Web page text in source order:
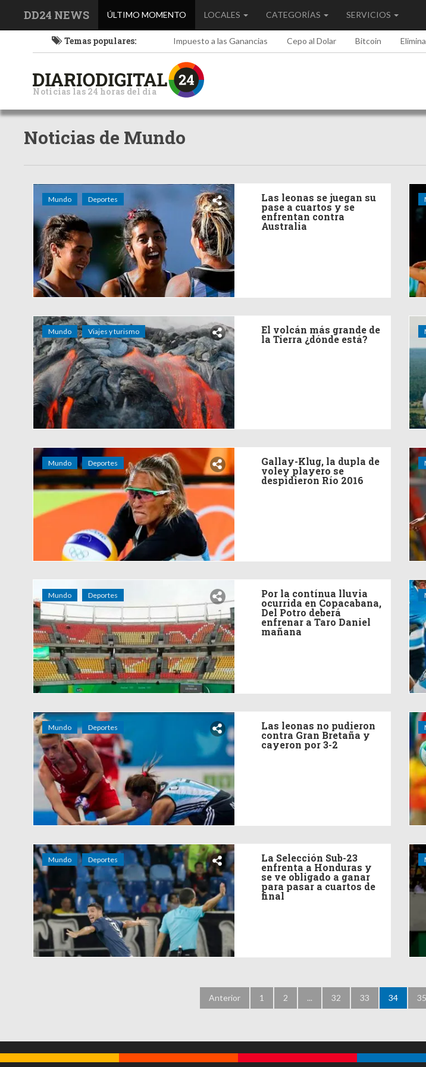
DD24 NEWS ÚLTIMO MOMENTO (current)LOCALES CATEGORÍAS SERVICIOS
Temas populares: Impuesto a las Ganancias Cepo al Dolar Bitcoin
Noticias las 24 horas del día
Noticias de Mundo
Mundo Deportes Las leonas se juegan su
pase a cuartos y se
enfrentan contra
Australia
Mundo Viajes y turismo El volcán más grande de
la Tierra ¿dónde está?
Mundo Deportes Gallay-Klug, la dupla de
voley playero se
despidieron Río 2016
Mundo Deportes Por la contínua lluvia
ocurrida en Copacabana,
Del Potro deberá
enfrenar a Taro Daniel
mañana
Mundo Deportes Las leonas no pudieron
contra Gran Bretaña y
cayeron por 3-2
Mundo Deportes La Selección Sub-23
enfrenta a Honduras y
se ve obligado a ganar
para pasar a cuartos de
final
Anterior 1 2 ... 32 33 34 35